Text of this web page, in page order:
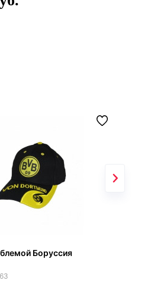
Боруссия